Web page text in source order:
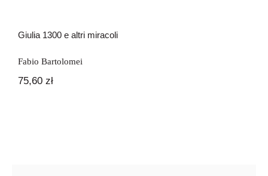
Giulia 1300 e altri miracoli
Fabio Bartolomei
75,60 zł